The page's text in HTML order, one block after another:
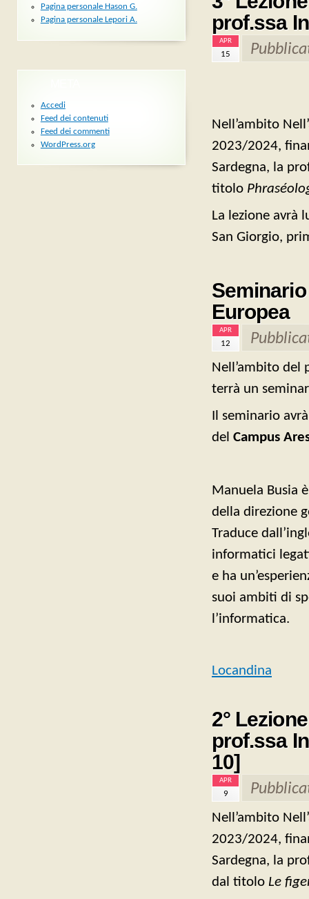
prof.ssa
APR
15
Nell’ambito
2023/2024,
Sardegna, la
titolo
La lezione avrà
San Giorgio,
Europea
APR
12
Nell’ambito
terrà un
Il seminario
del Campus
Manuela Busia
della direzione
Traduce
informatici
e ha
suoi ambiti di
l’informatica.
Locandina
2°
prof.ssa
10]
APR
9
Nell’ambito
2023/2024,
Sardegna, la
dal titolo Le
Pagina personale Hason G.
Pagina personale Lepori A.
Accedi
Feed dei contenuti
Feed dei commenti
WordPress.org